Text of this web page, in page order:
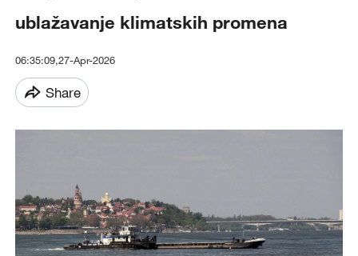
ublažavanje klimatskih promena
06:35:09,27-Apr-2026
Share